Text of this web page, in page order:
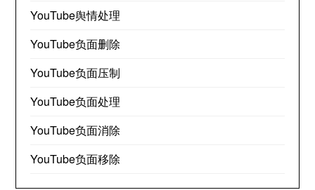
YouTube舆情处理
YouTube负面删除
YouTube负面压制
YouTube负面处理
YouTube负面消除
YouTube负面移除